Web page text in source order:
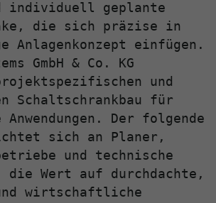
individuell geplante
die sich präzise in
Anlagenkonzept einfügen.
GmbH & Co. KG
und
Schaltschrankbau für
Der folgende
sich an Planer,
und technische
die Wert auf durchdachte,
wirtschaftliche